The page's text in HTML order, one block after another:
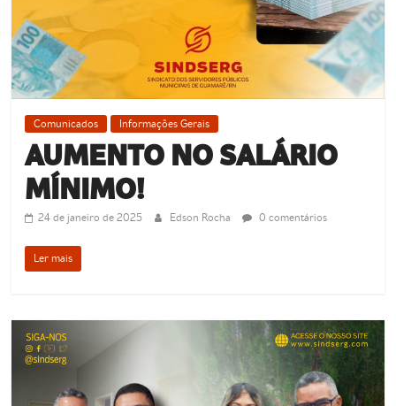
Comunicados Informações Gerais
AUMENTO NO SALÁRIO
MÍNIMO!
24 de janeiro de 2025 Edson Rocha 0 comentários
Ler mais